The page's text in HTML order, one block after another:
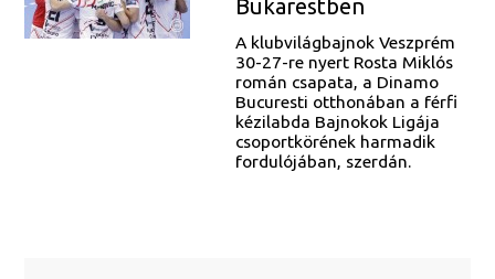
Bukarestben
A klubvilágbajnok Veszprém
30-27-re nyert Rosta Miklós
román csapata, a Dinamo
Bucuresti otthonában a férfi
kézilabda Bajnokok Ligája
csoportkörének harmadik
fordulójában, szerdán.